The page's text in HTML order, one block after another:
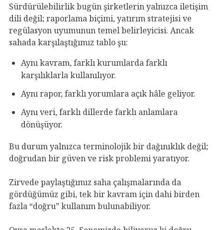
Sürdürülebilirlik bugün şirketlerin yalnızca iletişim
dili değil; raporlama biçimi, yatırım stratejisi ve
regülasyon uyumunun temel belirleyicisi. Ancak
sahada karşılaştığımız tablo şu:
Aynı kavram, farklı kurumlarda farklı
karşılıklarla kullanılıyor.
Aynı rapor, farklı yorumlara açık hâle geliyor.
Aynı veri, farklı dillerde farklı anlamlara
dönüşüyor.
Bu durum yalnızca terminolojik bir dağınıklık değil;
doğrudan bir güven ve risk problemi yaratıyor.
Zirvede paylaştığımız saha çalışmalarında da
gördüğümüz gibi, tek bir kavram için dahi birden
fazla “doğru” kullanım bulunabiliyor.